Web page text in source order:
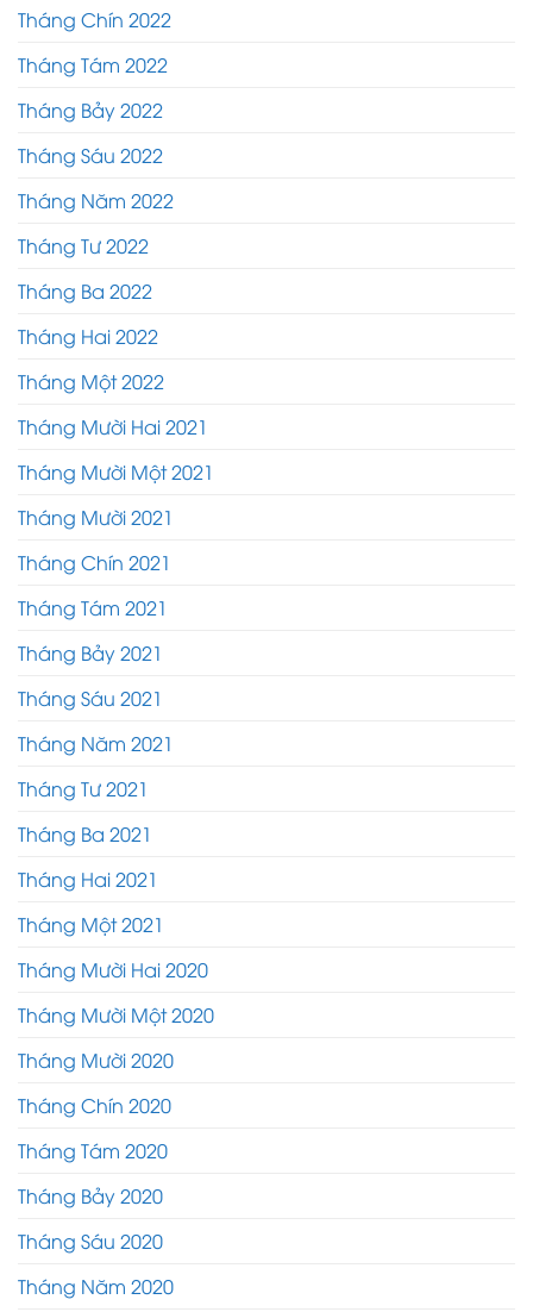
Tháng Chín 2022
Tháng Tám 2022
Tháng Bảy 2022
Tháng Sáu 2022
Tháng Năm 2022
Tháng Tư 2022
Tháng Ba 2022
Tháng Hai 2022
Tháng Một 2022
Tháng Mười Hai 2021
Tháng Mười Một 2021
Tháng Mười 2021
Tháng Chín 2021
Tháng Tám 2021
Tháng Bảy 2021
Tháng Sáu 2021
Tháng Năm 2021
Tháng Tư 2021
Tháng Ba 2021
Tháng Hai 2021
Tháng Một 2021
Tháng Mười Hai 2020
Tháng Mười Một 2020
Tháng Mười 2020
Tháng Chín 2020
Tháng Tám 2020
Tháng Bảy 2020
Tháng Sáu 2020
Tháng Năm 2020